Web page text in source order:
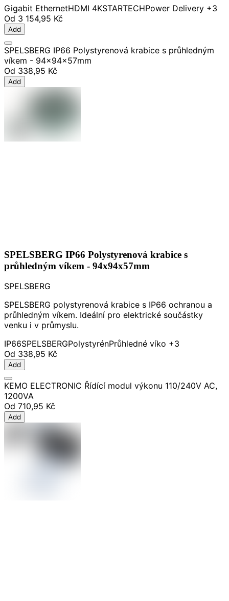
Gigabit EthernetHDMI 4KSTARTECHPower Delivery +3
Od 3 154,95 Kč
Add
SPELSBERG IP66 Polystyrenová krabice s průhledným
víkem - 94x94x57mm
Od 338,95 Kč
Add
SPELSBERG IP66 Polystyrenová krabice s
průhledným víkem - 94x94x57mm
SPELSBERG
SPELSBERG polystyrenová krabice s IP66 ochranou a
průhledným víkem. Ideální pro elektrické součástky
venku i v průmyslu.
IP66SPELSBERGPolystyrénPrůhledné víko +3
Od 338,95 Kč
Add
KEMO ELECTRONIC Řídící modul výkonu 110/240V AC,
1200VA
Od 710,95 Kč
Add